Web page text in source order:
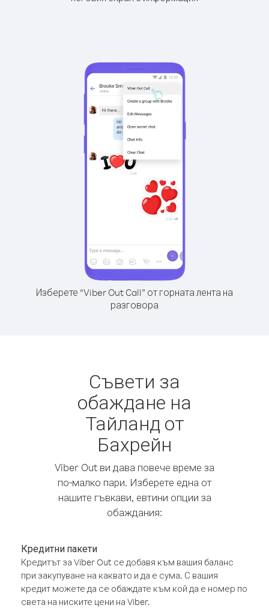
Изберете “Viber Out Call” от горната лента на
разговора
Съвети за
обаждане на
Тайланд от
Бахрейн
Viber Out ви дава повече време за
по-малко пари. Изберете една от
нашите гъвкави, евтини опции за
обаждания:
Кредитни пакети
Кредитът за Viber Out се добавя към вашия баланс
при закупуване на каквато и да е сума. С вашия
кредит можете да се обаждате към кой да е номер по
света на ниските цени на Viber.